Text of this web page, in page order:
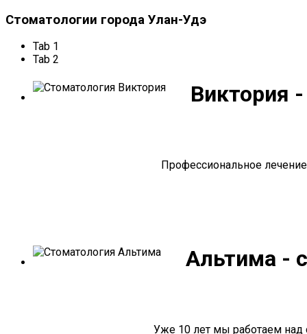
Стоматологии города Улан-Удэ
Tab 1
Tab 2
Виктория
Профессиональное
Альтима -
Уже 10 лет мы работаем над